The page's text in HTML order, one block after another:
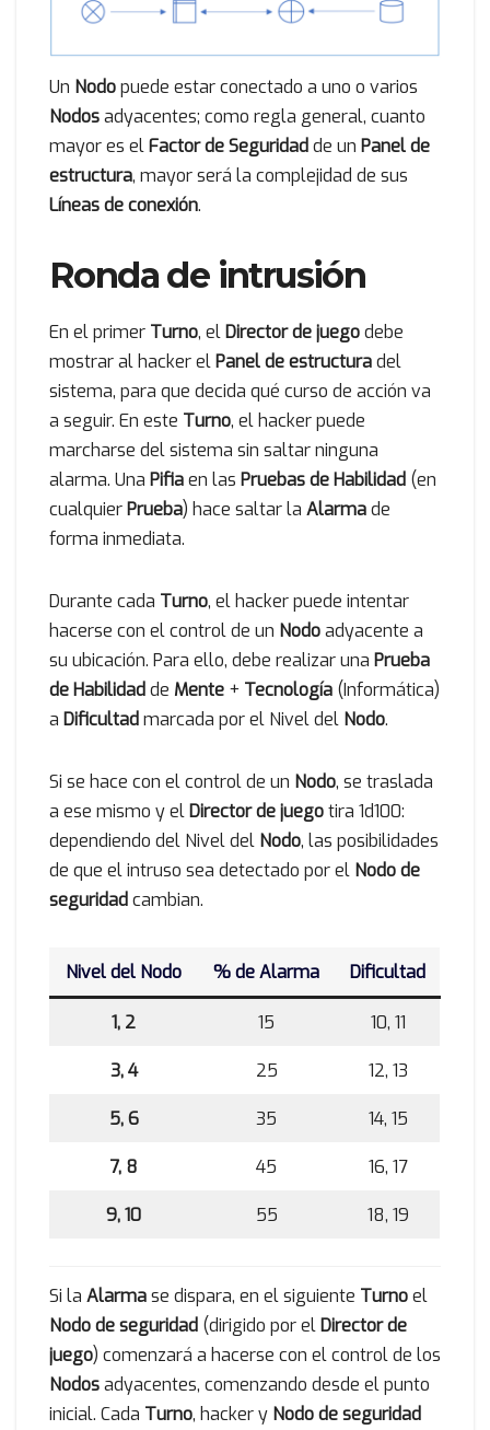
Un Nodopuede estar conectado a uno o varios
Nodosadyacentes; como regla general, cuanto
mayor es elFactor de Seguridad de un Panel de
estructura, mayor será la complejidad de sus
Líneas de conexión.
Ronda de intrusión
En el primer Turno, elDirector de juegodebe
mostrar al hacker elPanel de estructuradel
sistema, para que decida qué curso de acción va
a seguir. En este Turno, el hacker puede
marcharse del sistema sin saltar ninguna
alarma. Una Pifiaen las Pruebas de Habilidad (en
cualquierPrueba) hace saltar la Alarmade
forma inmediata.
Durante cada Turno, el hacker puede intentar
hacerse con el control de un Nodoadyacente a
su ubicación. Para ello, debe realizar una Prueba
de Habilidadde Mente + Tecnología (Informática)
a Dificultadmarcada por el Nivel del Nodo.
Si se hace con el control de un Nodo, se traslada
a ese mismo y elDirector de juegotira 1d100:
dependiendo del Nivel del Nodo, las posibilidades
de que el intruso sea detectado por el Nodo de
seguridadcambian.
Nivel del Nodo % de Alarma Dificultad
1, 2 15 10, 11
3, 4 25 12, 13
5, 6 35 14, 15
7, 8 45 16, 17
9, 10 55 18, 19
Si la Alarmase dispara, en el siguiente Turnoel
Nodo de seguridad (dirigido por elDirector de
juego) comenzará a hacerse con el control de los
Nodosadyacentes, comenzando desde el punto
inicial. Cada Turno, hacker y Nodo de seguridad